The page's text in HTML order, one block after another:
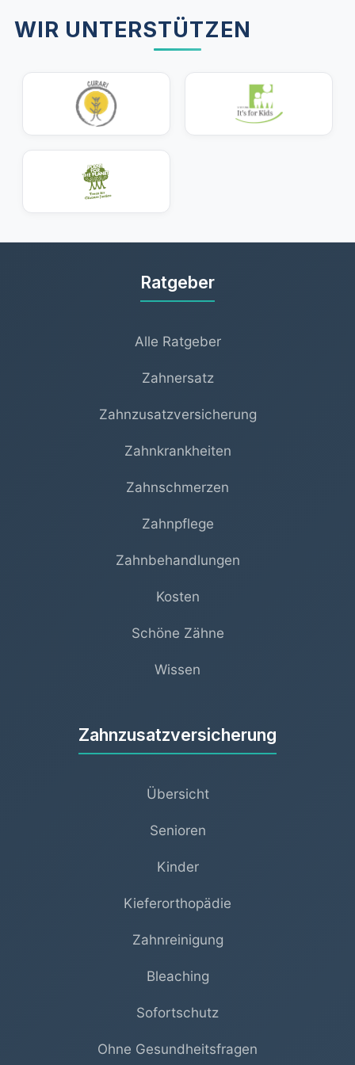
WIR UNTERSTÜTZEN
Ratgeber
Alle Ratgeber
Zahnersatz
Zahnzusatzversicherung
Zahnkrankheiten
Zahnschmerzen
Zahnpflege
Zahnbehandlungen
Kosten
Schöne Zähne
Wissen
Zahnzusatzversicherung
Übersicht
Senioren
Kinder
Kieferorthopädie
Zahnreinigung
Bleaching
Sofortschutz
Ohne Gesundheitsfragen